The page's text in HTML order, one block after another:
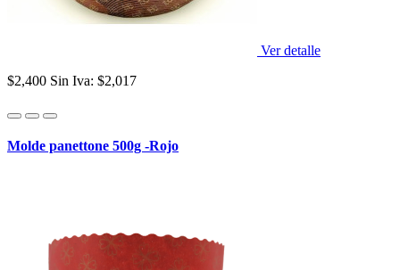
Ver detalle
$2,400 Sin Iva: $2,017
Molde panettone 500g -Rojo